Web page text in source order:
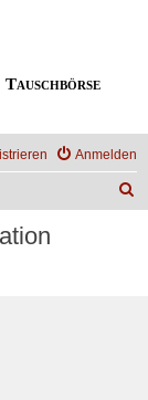
Tauschbörse
Anmelden